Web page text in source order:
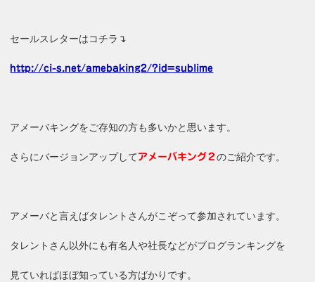
セールスレターはコチラ↴
http://ci-s.net/amebaking2/?id=sublime
アメーバキングをご存知の方も多いかと思います。
さらにバージョンアップして アメーバキング２のご紹介です。
アメーバと言えばタレントさんがこぞって参加されています。
タレントさん以外にも有名人や社長などがブログランキングを
見ていればほぼ知っている方ばかりです。